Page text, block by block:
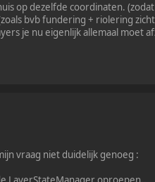
op dezelfde coordinaten.
bvb fundering + riolering
je nu eigenlijk allemaal moet
vraag niet duidelijk genoeg :